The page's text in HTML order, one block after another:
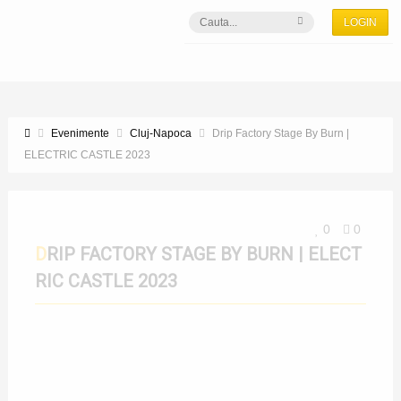
LOGIN
Evenimente Cluj-Napoca
Drip Factory Stage By Burn |
ELECTRIC CASTLE 2023
0 0
DRIP FACTORY STAGE BY BURN | ELECT
RIC CASTLE 2023